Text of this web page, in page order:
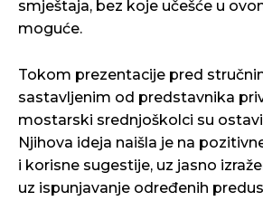
smještaja, bez koje učešće u
moguće.
Tokom prezentacije pred
sastavljenim od predstavnika
mostarski srednjoškolci su
Njihova ideja naišla je na
i korisne sugestije, uz jasno
uz ispunjavanje određenih